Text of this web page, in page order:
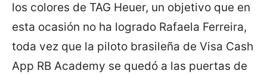
los colores de TAG Heuer, un objetivo que en
esta ocasión no ha logrado Rafaela Ferreira,
toda vez que la piloto brasileña de Visa Cash
App RB Academy se quedó a las puertas de